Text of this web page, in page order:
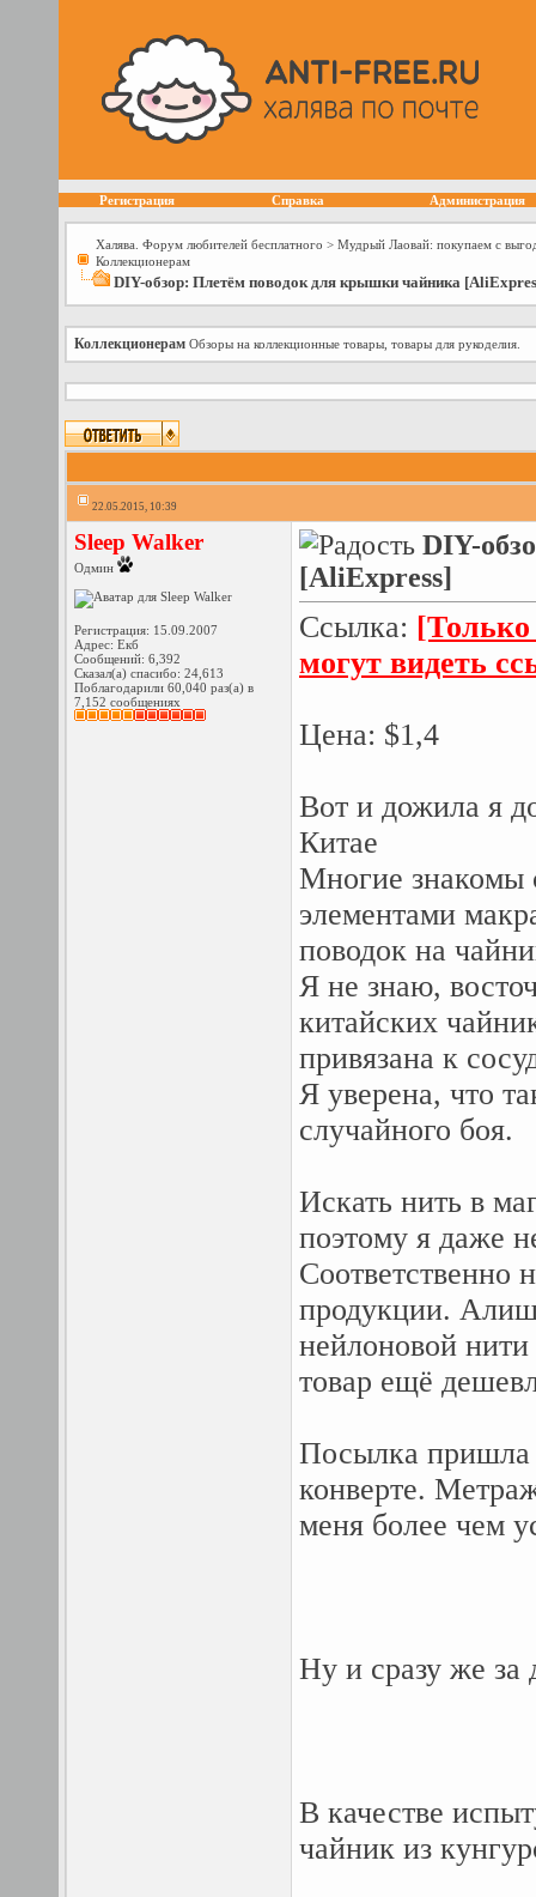
Регистрация Справка Администрация
Халява. Форум любителей бесплатного > Мудрый Лаовай: покупаем с
Коллекционерам
DIY-обзор: Плетём поводок для крышки чайника
Коллекционерам Обзоры на коллекционные товары, товары для рукоделия.
22.05.2015, 10:39
Sleep Walker
Одмин
Регистрация: 15.09.2007
Адрес: Екб
Сообщений: 6,392
Сказал(а) спасибо: 24,613
Поблагодарили 60,040 раз(а) в
7,152 сообщениях
DIY-
[AliExpress]
Ссылка: [Только
могут видеть
Цена: $1,4
Вот и дожила я
Китае
Многие знакомы
элементами
поводок на
Я не знаю,
китайских
привязана к
Я уверена, что
случайного боя.
Искать нить в
поэтому я даже
Соответственно
продукции.
нейлоновой
товар ещё
Посылка пришла
конверте.
меня более чем
Ну и сразу же за
В качестве
чайник из